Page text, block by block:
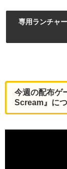
専用ランチャ
今週の配布ゲ
Scream』に